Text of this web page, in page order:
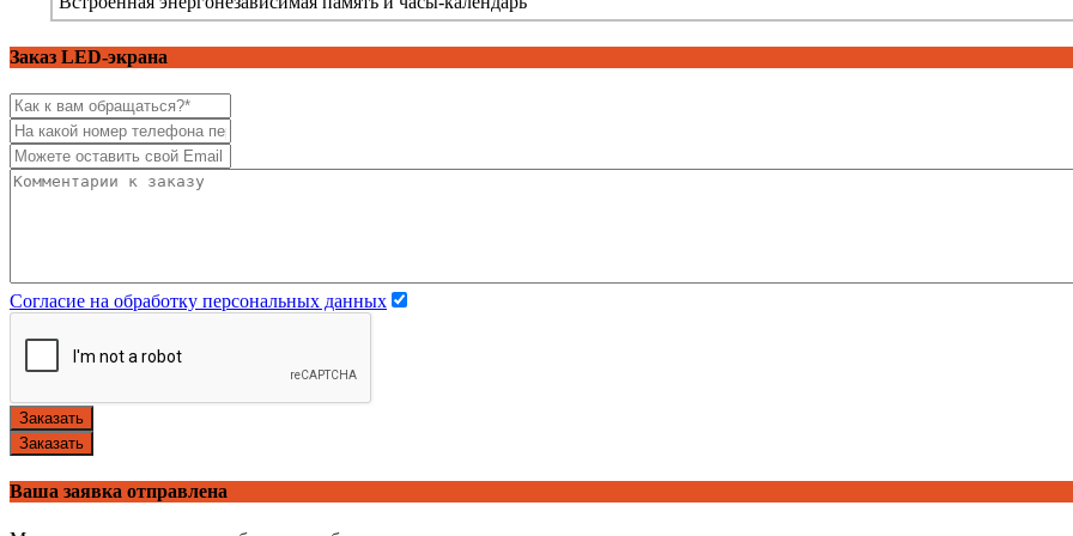
Заказ LED-экрана
Согласие на обработку персональных данных
Заказать
Заказать
Ваша заявка отправлена